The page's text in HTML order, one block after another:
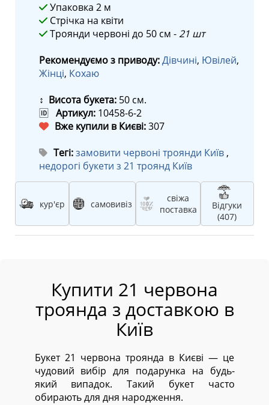
Упаковка 2 м
Стрічка на квіти
Троянди червоні до 50 см -21 шт
Рекомендуємо з приводу:Дівчині, Ювілей,
Жінці, Кохаю
↕ Висота букета: 50 см.
🆔 Артикул: 10458-6-2
Вже купили в Києві:307
Тегі:замовити червоні троянди Київ ,
недорогі букети з 21 троянд Київ
кур'єр самовивіз
свіжа
поставка
Відгуки
(407)
Купити 21 червона
троянда з доставкою в
Київ
Букет 21 червона троянда в Києві — це
чудовий вибір для подарунка на будь-
який випадок. Такий букет часто
обирають для дня народження.